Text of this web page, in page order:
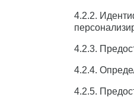
4.2.2.
4.2.3.
4.2.4.
4.2.5.